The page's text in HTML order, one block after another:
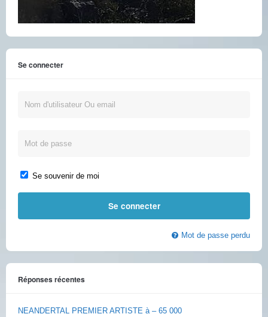
Se connecter
Se souvenir de moi
Mot de passe perdu
Réponses récentes
NEANDERTAL PREMIER ARTISTE à – 65 000